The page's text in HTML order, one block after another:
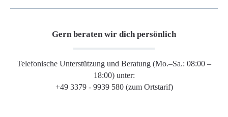
Gern beraten wir dich persönlich
Telefonische Unterstützung und Beratung (Mo.–Sa.: 08:00 –
18:00) unter:
+49 3379 - 9939 580 (zum Ortstarif)